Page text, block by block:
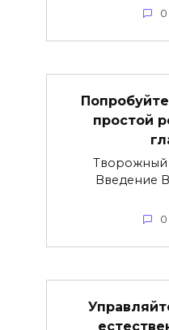
0
простой
Творожный
Введение
0